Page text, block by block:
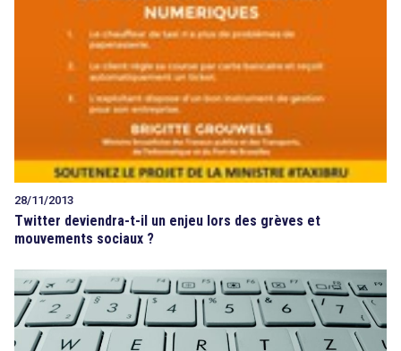
28/11/2013
Twitter deviendra-t-il un enjeu lors des grèves et
mouvements sociaux ?